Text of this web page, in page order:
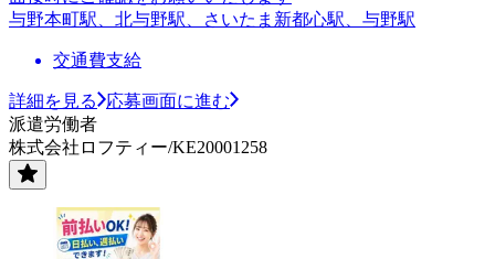
与野本町駅、北与野駅、さいたま新都心駅、与野駅
交通費支給
詳細を見る
応募画面に進む
派遣労働者
株式会社ロフティー/KE20001258